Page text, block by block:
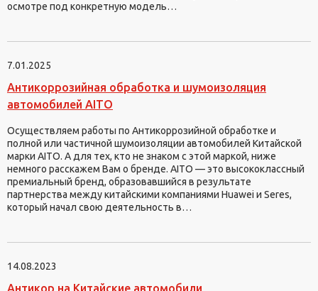
осмотре под конкретную модель…
7.01.2025
Антикоррозийная обработка и шумоизоляция
автомобилей AITO
Осуществляем работы по Антикоррозийной обработке и
полной или частичной шумоизоляции автомобилей Китайской
марки AITO. А для тех, кто не знаком с этой маркой, ниже
немного расскажем Вам о бренде. AITO — это высококлассный
премиальный бренд, образовавшийся в результате
партнерства между китайскими компаниями Huawei и Seres,
который начал свою деятельность в…
14.08.2023
Антикор на Китайские автомобили